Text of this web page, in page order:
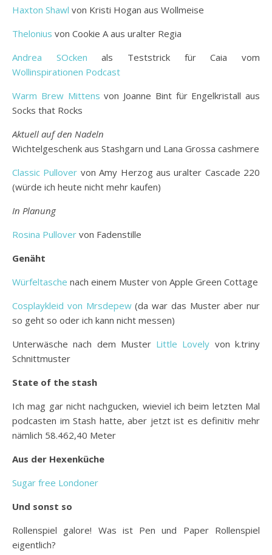
Haxton Shawl von Kristi Hogan aus Wollmeise
Thelonius von Cookie A aus uralter Regia
Andrea SOcken als Teststrick für Caia vom
Wollinspirationen Podcast
Warm Brew Mittens von Joanne Bint für Engelkristall aus
Socks that Rocks
Aktuell auf den Nadeln
Wichtelgeschenk aus Stashgarn und Lana Grossa cashmere
Classic Pullover von Amy Herzog aus uralter Cascade 220
(würde ich heute nicht mehr kaufen)
In Planung
Rosina Pullover von Fadenstille
Genäht
Würfeltasche nach einem Muster von Apple Green Cottage
Cosplaykleid von Mrsdepew(da war das Muster aber nur
so geht so oder ich kann nicht messen)
Unterwäsche nach dem Muster Little Lovely von k.triny
Schnittmuster
State of the stash
Ich mag gar nicht nachgucken, wieviel ich beim letzten Mal
podcasten im Stash hatte, aber jetzt ist es definitiv mehr
nämlich 58.462,40 Meter
Aus der Hexenküche
Sugar free Londoner
Und sonst so
Rollenspiel galore! Was ist Pen und Paper Rollenspiel
eigentlich?